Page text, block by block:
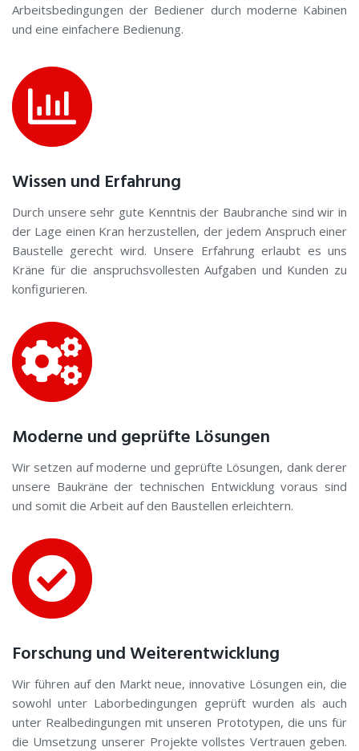
Arbeitsbedingungen der Bediener durch moderne Kabinen
und eine einfachere Bedienung.
Wissen und Erfahrung
Durch unsere sehr gute Kenntnis der Baubranche sind wir in
der Lage einen Kran herzustellen, der jedem Anspruch einer
Baustelle gerecht wird. Unsere Erfahrung erlaubt es uns
Kräne für die anspruchsvollesten Aufgaben und Kunden zu
konfigurieren.
Moderne und geprüfte Lösungen
Wir setzen auf moderne und geprüfte Lösungen, dank derer
unsere Baukräne der technischen Entwicklung voraus sind
und somit die Arbeit auf den Baustellen erleichtern.
Forschung und Weiterentwicklung
Wir führen auf den Markt neue, innovative Lösungen ein, die
sowohl unter Laborbedingungen geprüft wurden als auch
unter Realbedingungen mit unseren Prototypen, die uns für
die Umsetzung unserer Projekte vollstes Vertrauen geben.